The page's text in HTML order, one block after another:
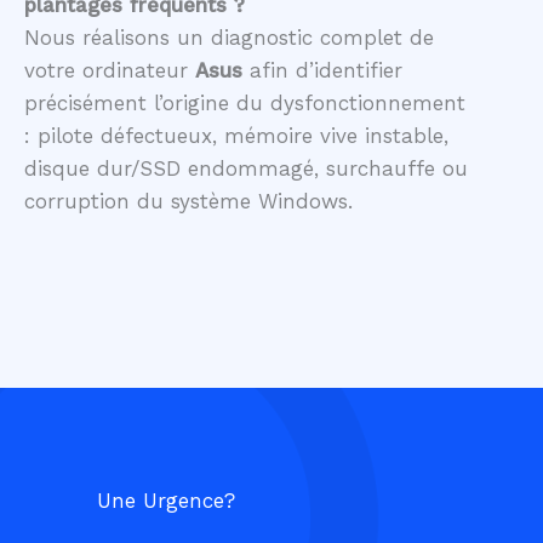
Nous réalisons un diagnostic complet de
votre ordinateur Asus afin d’identifier
précisément l’origine du dysfonctionnement
: pilote défectueux, mémoire vive instable,
disque dur/SSD endommagé, surchauffe ou
corruption du système Windows.
Une Urgence?